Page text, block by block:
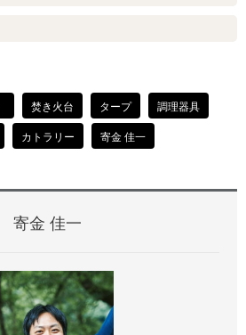
焚き火台 タープ
調理器具
カトラリー 寄金 佳一
寄金 佳一